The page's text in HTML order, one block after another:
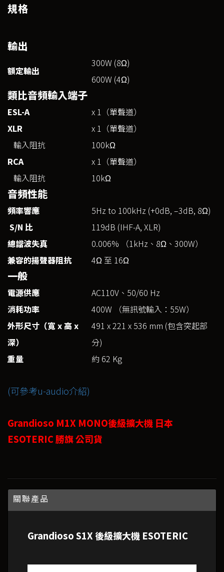
規格
輸出
額定輸出
300W (8Ω)
600W (4Ω)
類比音頻輸入端子
ESL-A
x 1（單聲道）
XLR
x 1（單聲道）
輸入阻抗
100kΩ
RCA
x 1（單聲道）
輸入阻抗
10kΩ
音頻性能
頻率響應
5Hz to 100kHz (+0dB, –3dB, 8Ω)
S/N 比
119dB (IHF-A, XLR)
總諧波失真
0.006% （1kHz、8Ω、300W）
兼容的揚聲器阻抗
4Ω 至 16Ω
一般
電源供應
AC110V、50/60 Hz
消耗功率
400W （無訊號輸入：55W）
外形尺寸（寬 x 高 x
深）
491 x 221 x 536 mm (包含突起部
分)
重量
約 62 Kg
(可參考u-audio介紹)
Grandioso M1X MONO後級擴大機 日本
ESOTERIC 勝旗 公司貨
關聯產品
Grandioso S1X 後級擴大機 ESOTERIC